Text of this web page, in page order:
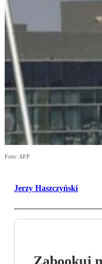
Foto: AFP
Jerzy Haszczyński